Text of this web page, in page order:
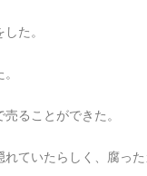
た。
ることができた。
ていたらしく、腐った
iPad Pro
つの森
ソコン
グを更新、